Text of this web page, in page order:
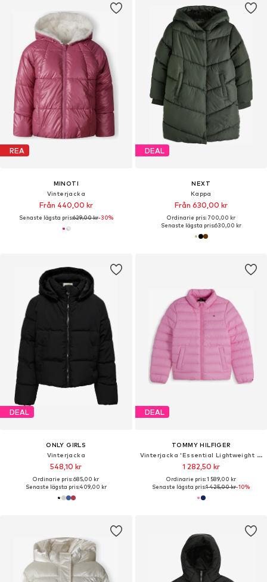
REA
MINOTI
Vinterjacka
Från 440,00 kr
Senaste lägsta pris:629,00 kr-30%
DEAL
NEXT
Kappa
Från 630,00 kr
Ordinarie pris: 700,00 kr
Senaste lägsta pris:630,00 kr
DEAL
ONLY GIRLS
Vinterjacka
548,10 kr
Ordinarie pris: 685,00 kr
Senaste lägsta pris:409,00 kr
DEAL
TOMMY HILFIGER
Vinterjacka 'Essential Lightweight Down'
1 282,50 kr
Ordinarie pris: 1 589,00 kr
Senaste lägsta pris:1 425,00 kr-10%